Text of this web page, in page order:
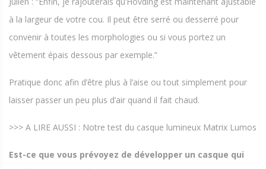
à la largeur de votre cou. Il peut être serré ou desserré pour
convenir à toutes les morphologies ou si vous portez un
vêtement épais dessous par exemple.”
Pratique donc afin d’être plus à l’aise ou tout simplement pour
laisser passer un peu plus d’air quand il fait chaud.
>>> A LIRE AUSSI : Notre test du casque lumineux Matrix Lumos
Est-ce que vous prévoyez de développer un casque qui